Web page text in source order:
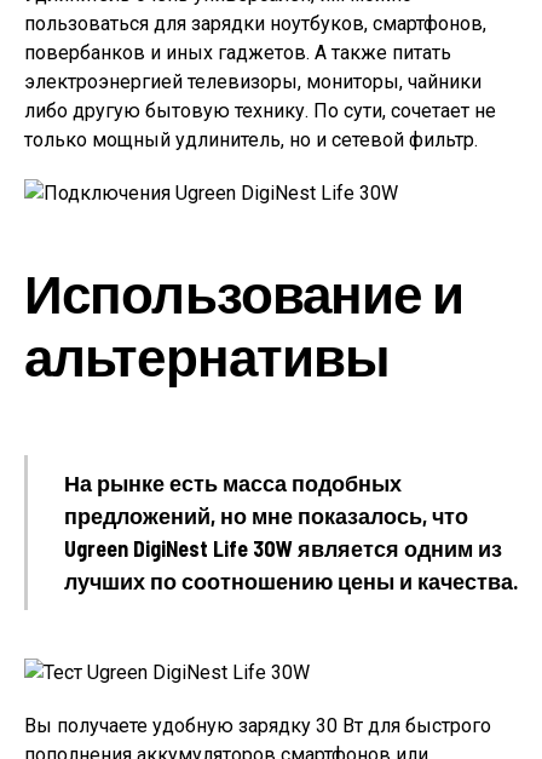
пользоваться для зарядки ноутбуков, смартфонов,
повербанков и иных гаджетов. А также питать
электроэнергией телевизоры, мониторы, чайники
либо другую бытовую технику. По сути, сочетает не
только мощный удлинитель, но и сетевой фильтр.
Использование и
альтернативы
На рынке есть масса подобных
предложений, но мне показалось, что
Ugreen DigiNest Life 30W является одним из
лучших по соотношению цены и качества.
Вы получаете удобную зарядку 30 Вт для быстрого